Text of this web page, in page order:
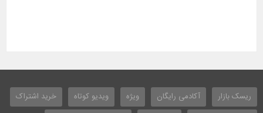
ریسک بازار آکادمی رایگان ویژه ویدیو کوتاه
خرید اشتراک